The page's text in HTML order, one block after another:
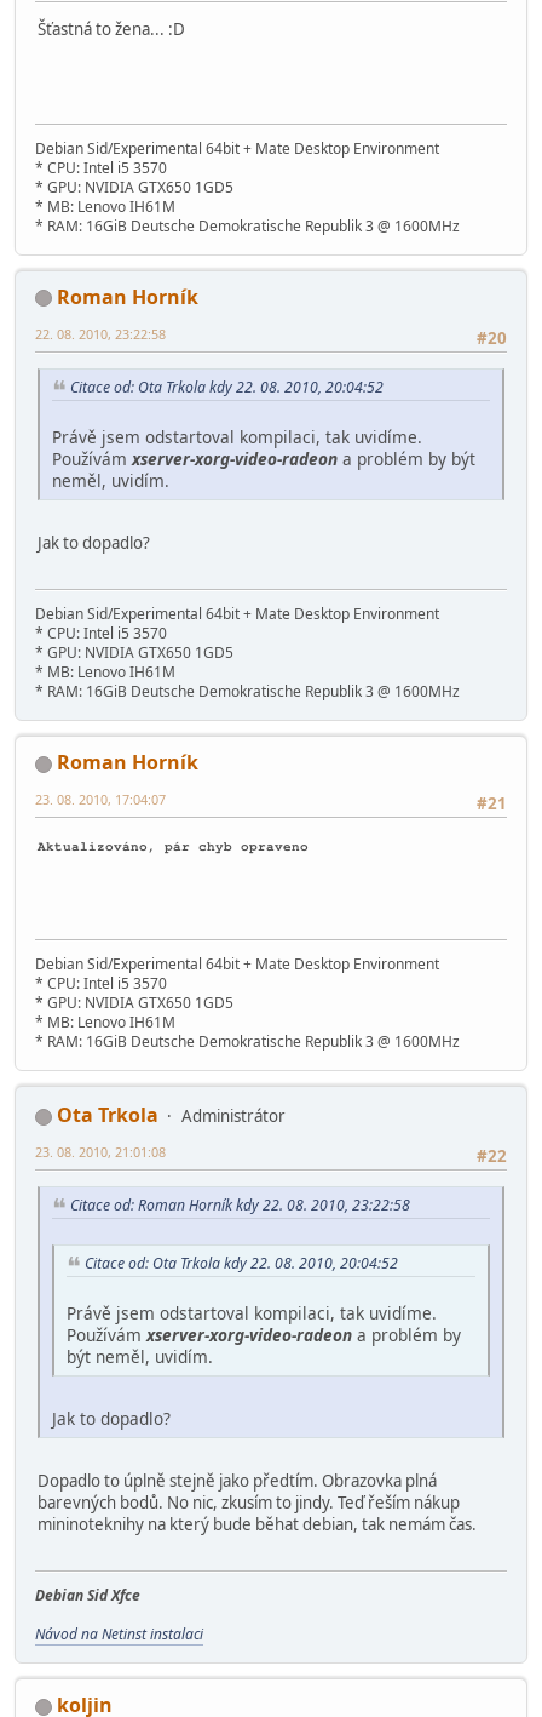
Šťastná to žena... :D
Debian Sid/Experimental 64bit + Mate Desktop Environment
* CPU: Intel i5 3570
* GPU: NVIDIA GTX650 1GD5
* MB: Lenovo IH61M
* RAM: 16GiB Deutsche Demokratische Republik 3 @ 1600MHz
Roman Horník
#20
22. 08. 2010, 23:22:58
Citace od: Ota Trkola kdy 22. 08. 2010, 20:04:52
Právě jsem odstartoval kompilaci, tak uvidíme.
Používám xserver-xorg-video-radeon a problém by být
neměl, uvidím.
Jak to dopadlo?
Debian Sid/Experimental 64bit + Mate Desktop Environment
* CPU: Intel i5 3570
* GPU: NVIDIA GTX650 1GD5
* MB: Lenovo IH61M
* RAM: 16GiB Deutsche Demokratische Republik 3 @ 1600MHz
Roman Horník
#21
23. 08. 2010, 17:04:07
Aktualizováno, pár chyb opraveno
Debian Sid/Experimental 64bit + Mate Desktop Environment
* CPU: Intel i5 3570
* GPU: NVIDIA GTX650 1GD5
* MB: Lenovo IH61M
* RAM: 16GiB Deutsche Demokratische Republik 3 @ 1600MHz
Ota Trkola
Administrátor
#22
23. 08. 2010, 21:01:08
Citace od: Roman Horník kdy 22. 08. 2010, 23:22:58
Citace od: Ota Trkola kdy 22. 08. 2010, 20:04:52
Právě jsem odstartoval kompilaci, tak uvidíme.
Používám xserver-xorg-video-radeon a problém by
být neměl, uvidím.
Jak to dopadlo?
Dopadlo to úplně stejně jako předtím. Obrazovka plná
barevných bodů. No nic, zkusím to jindy. Teď řeším nákup
mininoteknihy na který bude běhat debian, tak nemám čas.
Debian Sid Xfce
Návod na Netinst instalaci
koljin